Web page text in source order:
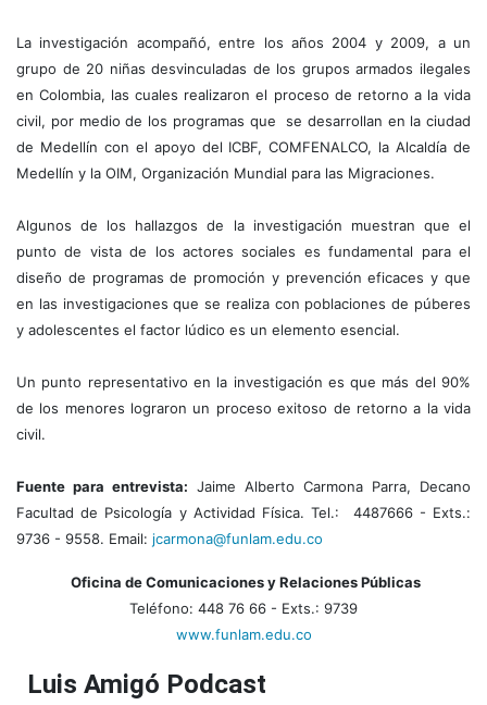
La investigación acompañó, entre los años 2004 y 2009, a un
grupo de 20 niñas desvinculadas de los grupos armados ilegales
en Colombia, las cuales realizaron el proceso de retorno a la vida
civil, por medio de los programas que se desarrollan en la ciudad
de Medellín con el apoyo del ICBF, COMFENALCO, la Alcaldía de
Medellín y la OIM, Organización Mundial para las Migraciones.
Algunos de los hallazgos de la investigación muestran que el
punto de vista de los actores sociales es fundamental para el
diseño de programas de promoción y prevención eficaces y que
en las investigaciones que se realiza con poblaciones de púberes
y adolescentes el factor lúdico es un elemento esencial.
Un punto representativo en la investigación es que más del 90%
de los menores lograron un proceso exitoso de retorno a la vida
civil.
Fuente para entrevista: Jaime Alberto Carmona Parra, Decano
Facultad de Psicología y Actividad Física. Tel.: 4487666 - Exts.:
9736 - 9558. Email: jcarmona@funlam.edu.co
Oficina de Comunicaciones y Relaciones Públicas
Teléfono: 448 76 66 - Exts.: 9739
www.funlam.edu.co
Luis Amigó Podcast